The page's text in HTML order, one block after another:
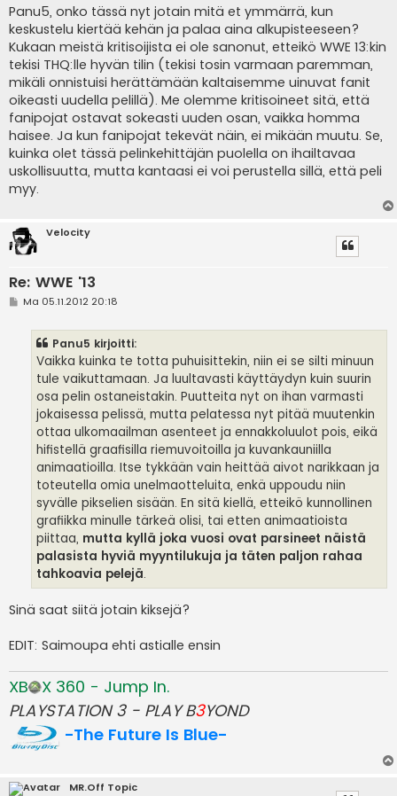
e
s
t
i
Panu5, onko tässä nyt jotain mitä et ymmärrä, kun
keskustelu kiertää kehän ja palaa aina alkupisteeseen?
Kukaan meistä kritisoijista ei ole sanonut, etteikö WWE 13:kin
tekisi THQ:lle hyvän tilin (tekisi tosin varmaan paremman,
mikäli onnistuisi herättämään kaltaisemme uinuvat fanit
oikeasti uudella pelillä). Me olemme kritisoineet sitä, että
fanipojat ostavat sokeasti uuden osan, vaikka homma
haisee. Ja kun fanipojat tekevät näin, ei mikään muutu. Se,
kuinka olet tässä pelinkehittäjän puolella on ihailtavaa
uskollisuutta, mutta kantaasi ei voi perustella sillä, että peli
myy.
Velocity
Re: WWE '13
VMa 05.11.2012 20:18
Panu5 kirjoitti:
Vaikka kuinka te totta puhuisittekin, niin ei se silti minuun
tule vaikuttamaan. Ja luultavasti käyttäydyn kuin suurin
osa pelin ostaneistakin. Puutteita nyt on ihan varmasti
jokaisessa pelissä, mutta pelatessa nyt pitää muutenkin
ottaa ulkomaailman asenteet ja ennakkoluulot pois, eikä
hifistellä graafisilla riemuvoitoilla ja kuvankauniilla
animaatioilla. Itse tykkään vain heittää aivot narikkaan ja
toteutella omia unelmaotteluita, enkä uppoudu niin
syvälle pikselien sisään. En sitä kiellä, etteikö kunnollinen
grafiikka minulle tärkeä olisi, tai etten animaatioista
piittaa, mutta kyllä joka vuosi ovat parsineet näistä
palasista hyviä myyntilukuja ja täten paljon rahaa
tahkoavia pelejä.
Sinä saat siitä jotain kiksejä?
EDIT: Saimoupa ehti astialle ensin
XB
X 360 - Jump In.
PLAYSTATION 3 - PLAY B3YOND
-The Future Is Blue-
MR.Off Topic